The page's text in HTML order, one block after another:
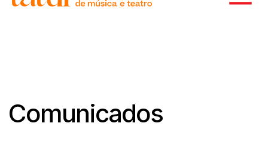
Comunicados